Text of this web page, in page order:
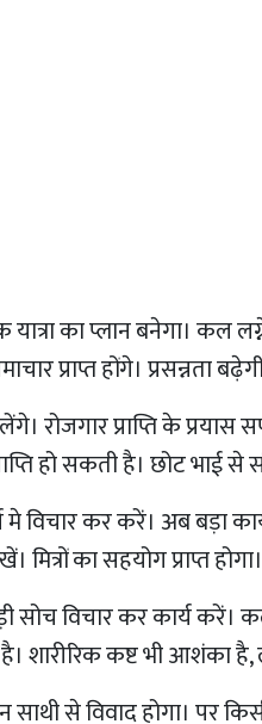
यात्रा का प्लान बनेगा।
प्राप्त होंगे। प्रसन्नता
रोजगार प्राप्ति के
हो सकती है। छोट भाई से
मे विचार कर करें। अब बड़ा
का सहयोग प्राप्त
विचार कर कार्य करें।
शारीरिक कष्ट भी आशंका है,
साथी से विवाद होगा। पर